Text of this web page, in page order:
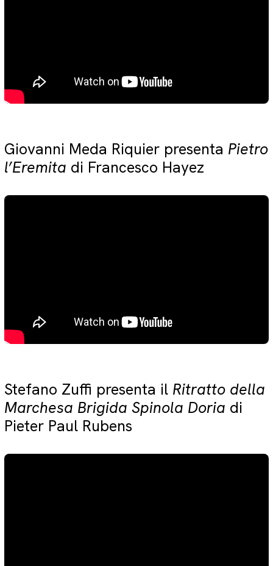
Giovanni Meda Riquier presenta Pietro
l’Eremita di Francesco Hayez
Stefano Zuffi presenta il Ritratto della
Marchesa Brigida Spinola Doria di
Pieter Paul Rubens